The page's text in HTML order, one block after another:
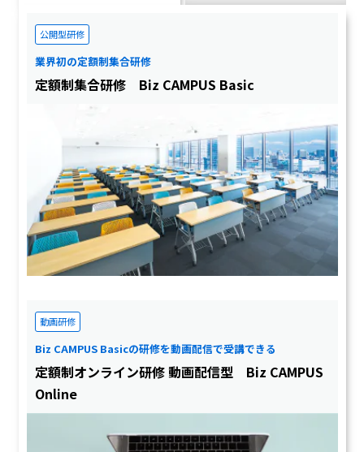
公開型研修
業界初の定額制集合研修
定額制集合研修 Biz CAMPUS Basic
動画研修
Biz CAMPUS Basicの研修を動画配信で受講できる
定額制オンライン研修 動画配信型 Biz CAMPUS
Online
サービス